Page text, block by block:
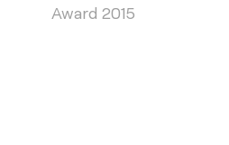
Award 2015